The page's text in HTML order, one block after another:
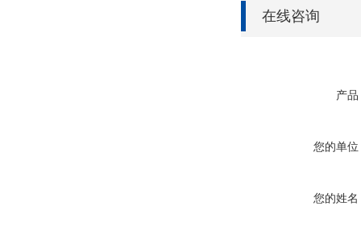
在线咨询
产品
您的单位
您的姓名